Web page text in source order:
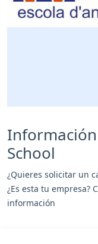
School
¿Quieres solicitar un
¿Es esta tu empresa?
información